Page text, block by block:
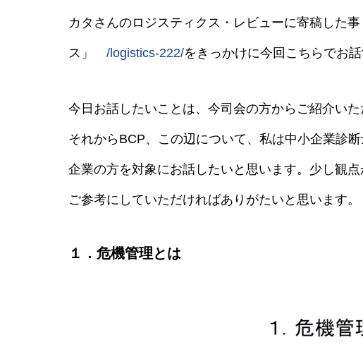
カタさんのロジスティクス・レビューに寄稿した
ス」 /logistics-222/をきっかけに今回こちらでお
今日お話したいことは、今司会の方からご紹介い
それからBCP、この辺について、私は中小企業診
企業の方を対象にお話したいと思います。少し観
ご参考にしていただければありがたいと思います。
１．危機管理とは